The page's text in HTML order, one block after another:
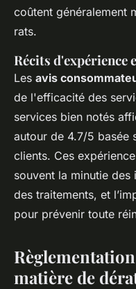
coûtent généralement
rats.
Récits d'expérience
Les avis
de l'efficacité des
services bien notés
autour de 4.7/5 basée
clients. Ces
souvent la minutie
des traitements, et
pour prévenir toute
matière de